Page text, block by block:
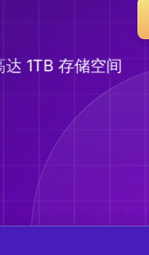
1TB 存储空间